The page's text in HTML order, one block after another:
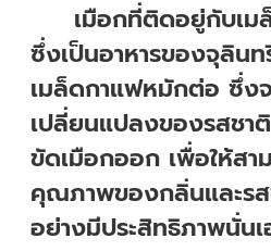
เมือกที่ติดอยู่กับเมล็
ซึ่งเป็นอาหารของจุลิน
เมล็ดกาแฟหมักต่อ ซึ่งจ
เปลี่ยนแปลงของรสชา
ขัดเมือกออก เพื่อให้สา
คุณภาพของกลิ่นและร
อย่างมีประสิทธิภาพนั่นเ